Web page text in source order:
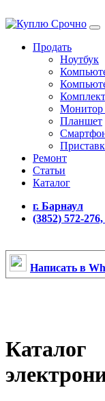
Продать
Ноутбук
Планшет
Ремонт
Статьи
Каталог
г. Барнаул
(3852) 572-
Написать в
Каталог